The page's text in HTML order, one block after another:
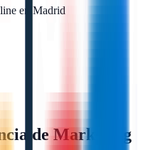
en Madrid
de Marketing